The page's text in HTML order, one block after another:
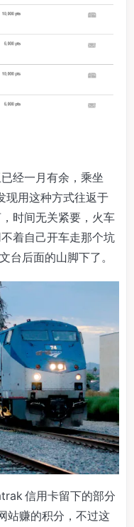
经一月有余，乘坐
用这种方式往返于
时间无关紧要，火车
着自己开车走那个坑
台后面的山脚下了。
信用卡留下的部分
站赚的积分，不过这